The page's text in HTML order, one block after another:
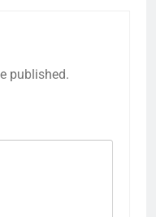
published.